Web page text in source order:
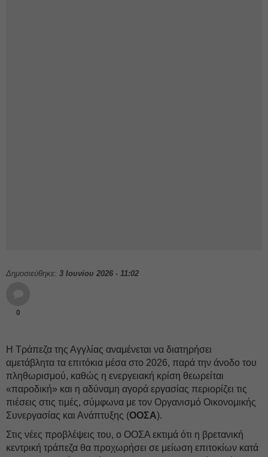
Δημοσιεύθηκε: 3 Ιουνίου 2026 - 11:02
0
Η Τράπεζα της Αγγλίας αναμένεται να διατηρήσει
αμετάβλητα τα επιτόκια μέσα στο 2026, παρά την άνοδο του
πληθωρισμού, καθώς η ενεργειακή κρίση θεωρείται
«παροδική» και η αδύναμη αγορά εργασίας περιορίζει τις
πιέσεις στις τιμές, σύμφωνα με τον Οργανισμό Οικονομικής
Συνεργασίας και Ανάπτυξης (ΟΟΣΑ).
Στις νέες προβλέψεις του, ο ΟΟΣΑ εκτιμά ότι η βρετανική
κεντρική τράπεζα θα προχωρήσει σε μείωση επιτοκίων κατά